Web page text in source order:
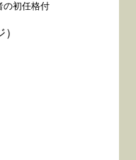
の初任格付